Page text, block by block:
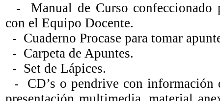
- Manual de Curso confeccionado
con el Equipo Docente.
- Cuaderno Procase para tomar
- Carpeta de Apuntes.
- Set de Lápices.
- CD’s o pendrive con información